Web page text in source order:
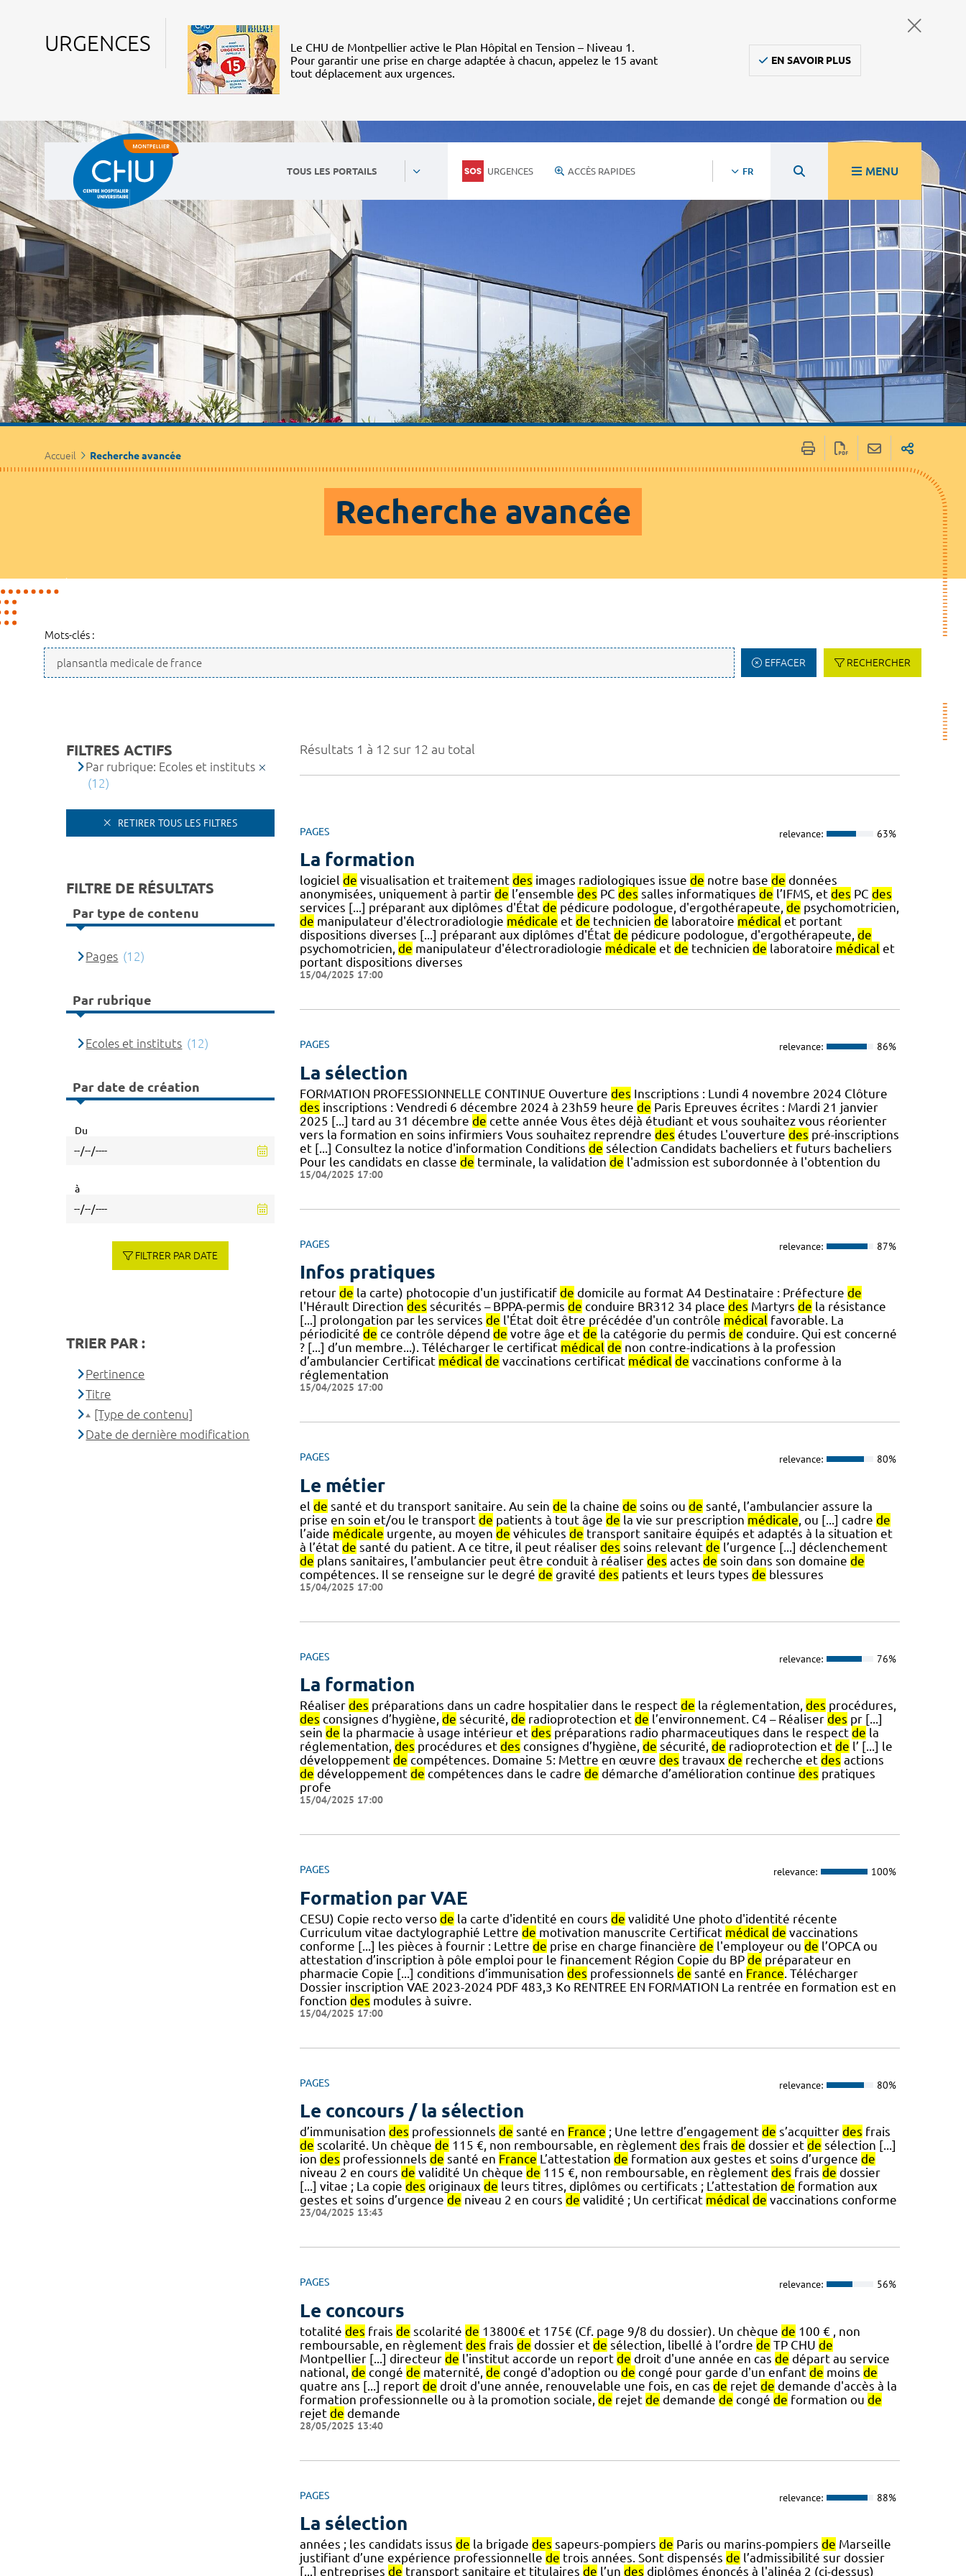
URGENCES
Le CHU de Montpellier active le Plan Hôpital en Tension – Niveau 1.
Pour garantir une prise en charge adaptée à chacun, appelez le 15 avant
tout déplacement aux urgences.
EN SAVOIR PLUS
TOUS LES PORTAILS URGENCES ACCÈS RAPIDES FR MENU
Accueil Recherche avancée
Recherche avancée
Mots-clés :
EFFACER RECHERCHER
Résultats 1 à 12 sur 12 au total
PAGES relevance: 63%
La formation
logiciel de visualisation et traitement des images radiologiques issue de notre base de données
anonymisées, uniquement à partir de l’ensemble des PC des salles informatiques de l’IFMS, et des PC des
services [...] préparant aux diplômes d'État de pédicure podologue, d'ergothérapeute, de psychomotricien,
de manipulateur d'électroradiologie médicale et de technicien de laboratoire médical et portant
dispositions diverses [...] préparant aux diplômes d'État de pédicure podologue, d'ergothérapeute, de
psychomotricien, de manipulateur d'électroradiologie médicale et de technicien de laboratoire médical et
portant dispositions diverses
15/04/2025 17:00
PAGES relevance: 86%
La sélection
FORMATION PROFESSIONNELLE CONTINUE Ouverture des Inscriptions : Lundi 4 novembre 2024 Clôture
des inscriptions : Vendredi 6 décembre 2024 à 23h59 heure de Paris Epreuves écrites : Mardi 21 janvier
2025 [...] tard au 31 décembre de cette année Vous êtes déjà étudiant et vous souhaitez vous réorienter
vers la formation en soins infirmiers Vous souhaitez reprendre des études L'ouverture des pré-inscriptions
et [...] Consultez la notice d'information Conditions de sélection Candidats bacheliers et futurs bacheliers
Pour les candidats en classe de terminale, la validation de l'admission est subordonnée à l'obtention du
15/04/2025 17:00
PAGES relevance: 87%
Infos pratiques
retour de la carte) photocopie d'un justificatif de domicile au format A4 Destinataire : Préfecture de
l'Hérault Direction des sécurités – BPPA-permis de conduire BR312 34 place des Martyrs de la résistance
[...] prolongation par les services de l'État doit être précédée d'un contrôle médical favorable. La
périodicité de ce contrôle dépend de votre âge et de la catégorie du permis de conduire. Qui est concerné
? [...] d’un membre...). Télécharger le certificat médical de non contre-indications à la profession
d’ambulancier Certificat médical de vaccinations certificat médical de vaccinations conforme à la
réglementation
15/04/2025 17:00
PAGES relevance: 80%
Le métier
el de santé et du transport sanitaire. Au sein de la chaine de soins ou de santé, l’ambulancier assure la
prise en soin et/ou le transport de patients à tout âge de la vie sur prescription médicale, ou [...] cadre de
l’aide médicale urgente, au moyen de véhicules de transport sanitaire équipés et adaptés à la situation et
à l’état de santé du patient. A ce titre, il peut réaliser des soins relevant de l’urgence [...] déclenchement
de plans sanitaires, l’ambulancier peut être conduit à réaliser des actes de soin dans son domaine de
compétences. Il se renseigne sur le degré de gravité des patients et leurs types de blessures
15/04/2025 17:00
PAGES relevance: 76%
La formation
Réaliser des préparations dans un cadre hospitalier dans le respect de la réglementation, des procédures,
des consignes d’hygiène, de sécurité, de radioprotection et de l’environnement. C4 – Réaliser des pr [...]
sein de la pharmacie à usage intérieur et des préparations radio pharmaceutiques dans le respect de la
réglementation, des procédures et des consignes d’hygiène, de sécurité, de radioprotection et de l’ [...] le
développement de compétences. Domaine 5: Mettre en œuvre des travaux de recherche et des actions
de développement de compétences dans le cadre de démarche d’amélioration continue des pratiques
profe
15/04/2025 17:00
PAGES relevance: 100%
Formation par VAE
CESU) Copie recto verso de la carte d'identité en cours de validité Une photo d'identité récente
Curriculum vitae dactylographié Lettre de motivation manuscrite Certificat médical de vaccinations
conforme [...] les pièces à fournir : Lettre de prise en charge financière de l'employeur ou de l’OPCA ou
attestation d’inscription à pôle emploi pour le financement Région Copie du BP de préparateur en
pharmacie Copie [...] conditions d’immunisation des professionnels de santé en France. Télécharger
Dossier inscription VAE 2023-2024 PDF 483,3 Ko RENTREE EN FORMATION La rentrée en formation est en
fonction des modules à suivre.
15/04/2025 17:00
PAGES relevance: 80%
Le concours / la sélection
d’immunisation des professionnels de santé en France ; Une lettre d’engagement de s’acquitter des frais
de scolarité. Un chèque de 115 €, non remboursable, en règlement des frais de dossier et de sélection [...]
ion des professionnels de santé en France L’attestation de formation aux gestes et soins d’urgence de
niveau 2 en cours de validité Un chèque de 115 €, non remboursable, en règlement des frais de dossier
[...] vitae ; La copie des originaux de leurs titres, diplômes ou certificats ; L’attestation de formation aux
gestes et soins d’urgence de niveau 2 en cours de validité ; Un certificat médical de vaccinations conforme
23/04/2025 13:43
PAGES relevance: 56%
Le concours
totalité des frais de scolarité de 13800€ et 175€ (Cf. page 9/8 du dossier). Un chèque de 100 € , non
remboursable, en règlement des frais de dossier et de sélection, libellé à l’ordre de TP CHU de
Montpellier [...] directeur de l'institut accorde un report de droit d'une année en cas de départ au service
national, de congé de maternité, de congé d'adoption ou de congé pour garde d'un enfant de moins de
quatre ans [...] report de droit d'une année, renouvelable une fois, en cas de rejet de demande d'accès à la
formation professionnelle ou à la promotion sociale, de rejet de demande de congé de formation ou de
rejet de demande
28/05/2025 13:40
PAGES relevance: 88%
La sélection
années ; les candidats issus de la brigade des sapeurs-pompiers de Paris ou marins-pompiers de Marseille
justifiant d’une expérience professionnelle de trois années. Sont dispensés de l’admissibilité sur dossier
[...] entreprises de transport sanitaire et titulaires de l’un des diplômes énoncés à l'alinéa 2 (ci-dessus)
FILTRES ACTIFS
Par rubrique: Ecoles et instituts
(12)
RETIRER TOUS LES FILTRES
FILTRE DE RÉSULTATS
Par type de contenu
Pages (12)
Par rubrique
Ecoles et instituts (12)
Par date de création
Du
à
FILTRER PAR DATE
TRIER PAR :
Pertinence
Titre
[Type de contenu]
Date de dernière modification